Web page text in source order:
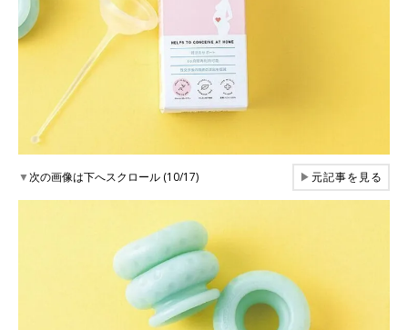
▼次の画像は下へスクロール (10/17) ▶元記事を見る